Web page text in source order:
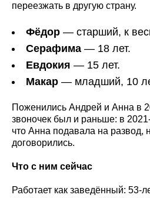
переезжать в другую страну.
Фёдор — старший, к
Серафима — 18 лет.
Евдокия — 15 лет.
Макар — младший, 10
Поженились Андрей и Анна в
звоночек был и раньше: в
что Анна подавала на развод,
договорились.
Что с ним сейчас
Работает как заведённый: 53-